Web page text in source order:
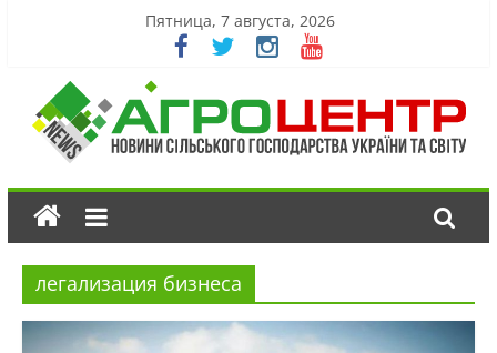
Пятница, 7 августа, 2026
легализация бизнеса